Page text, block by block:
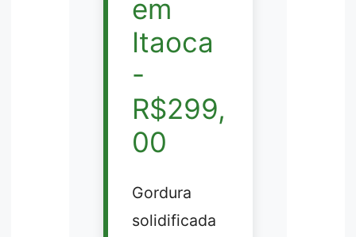
em
Itaoca
-
R$299,
00
Gordura
solidificada